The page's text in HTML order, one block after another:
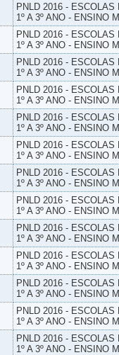
PNLD 2016 -
1º A 3º ANO - ENSINO
PNLD 2016 -
1º A 3º ANO - ENSINO
PNLD 2016 -
1º A 3º ANO - ENSINO
PNLD 2016 -
1º A 3º ANO - ENSINO
PNLD 2016 -
1º A 3º ANO - ENSINO
PNLD 2016 -
1º A 3º ANO - ENSINO
PNLD 2016 -
1º A 3º ANO - ENSINO
PNLD 2016 -
1º A 3º ANO - ENSINO
PNLD 2016 -
1º A 3º ANO - ENSINO
PNLD 2016 -
1º A 3º ANO - ENSINO
PNLD 2016 -
1º A 3º ANO - ENSINO
PNLD 2016 -
1º A 3º ANO - ENSINO
PNLD 2016 -
1º A 3º ANO - ENSINO